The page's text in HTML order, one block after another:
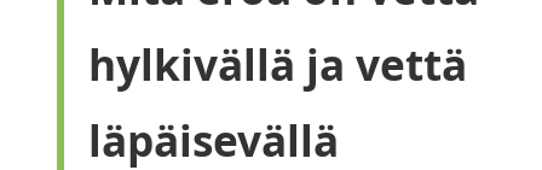
hylkivällä ja vettä
läpäisevällä